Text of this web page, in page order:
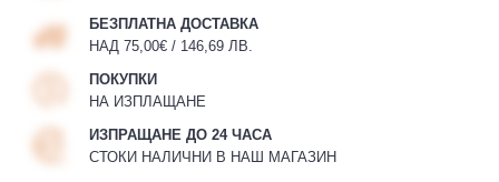
БЕЗПЛАТНА ДОСТАВКА
НАД 75,00€ / 146,69 ЛВ.
ПОКУПКИ
НА ИЗПЛАЩАНЕ
ИЗПРАЩАНЕ ДО 24 ЧАСА
СТОКИ НАЛИЧНИ В НАШ МАГАЗИН